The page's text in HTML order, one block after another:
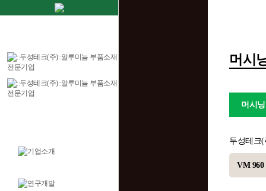
머시
머시
두성테크
VM 960